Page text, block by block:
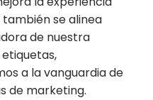
también se alinea
de nuestra
a la vanguardia de
de marketing.